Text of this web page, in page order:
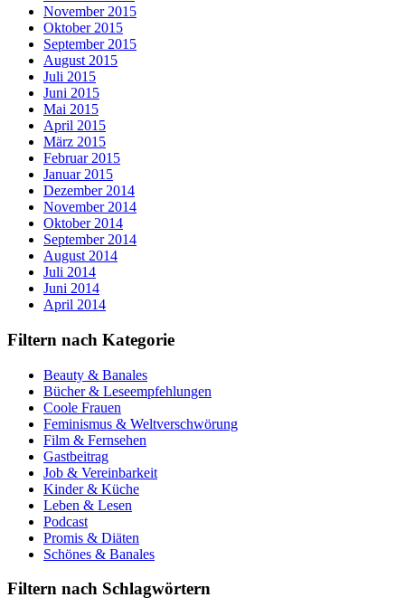
November 2015
Oktober 2015
September 2015
August 2015
Juli 2015
Juni 2015
Mai 2015
April 2015
März 2015
Februar 2015
Januar 2015
Dezember 2014
November 2014
Oktober 2014
September 2014
August 2014
Juli 2014
Juni 2014
April 2014
Filtern nach Kategorie
Beauty & Banales
Bücher & Leseempfehlungen
Coole Frauen
Feminismus & Weltverschwörung
Film & Fernsehen
Gastbeitrag
Job & Vereinbarkeit
Kinder & Küche
Leben & Lesen
Podcast
Promis & Diäten
Schönes & Banales
Filtern nach Schlagwörtern